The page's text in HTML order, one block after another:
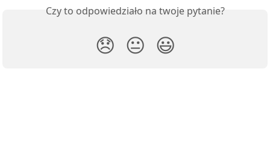
Czy to odpowiedziało na twoje pytanie?
😞 😐 😃